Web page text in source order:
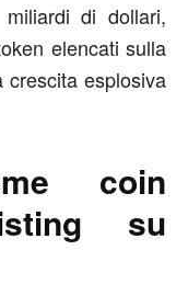
di dollari,
elencati sulla
crescita esplosiva
coin
su